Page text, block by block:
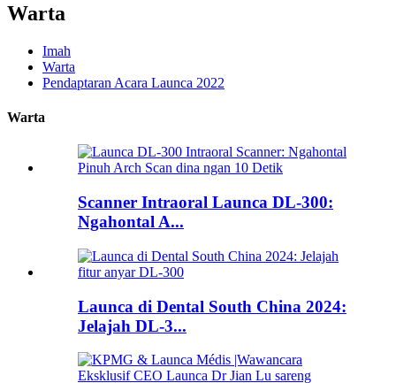
Warta
Imah
Warta
Pendaptaran Acara Launca 2022
Warta
Scanner Intraoral Launca DL-300:
Ngahontal A...
Launca di Dental South China 2024:
Jelajah DL-3...